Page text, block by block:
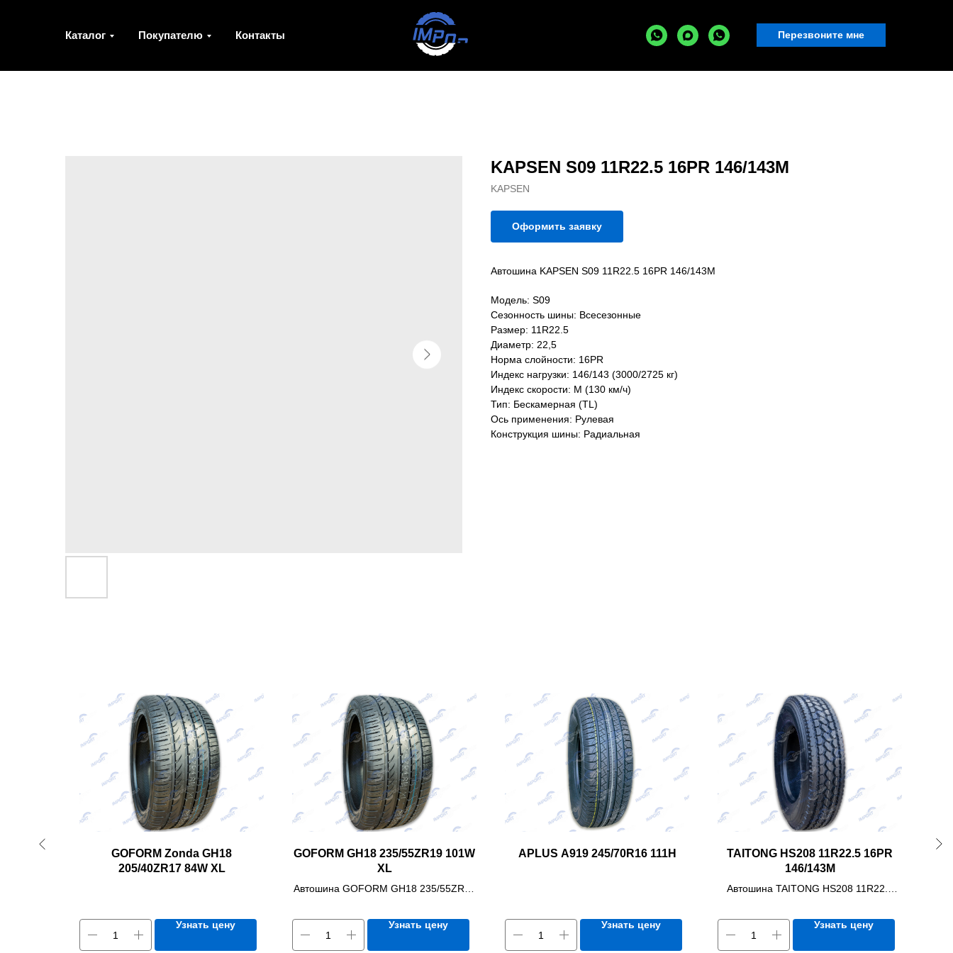
Каталог Покупателю Контакты Перезвоните мне
KAPSEN S09 11R22.5 16PR 146/143M
KAPSEN
Оформить заявку
Автошина KAPSEN S09 11R22.5 16PR 146/143M
Модель: S09
Сезонность шины: Всесезонные
Размер: 11R22.5
Диаметр: 22,5
Норма слойности: 16PR
Индекс нагрузки: 146/143 (3000/2725 кг)
Индекс скорости: M (130 км/ч)
Тип: Бескамерная (TL)
Ось применения: Рулевая
Конструкция шины: Радиальная
70R16
GOFORM Zonda GH18
205/40ZR17 84W XL
Узнать цену
GOFORM GH18 235/55ZR19 101W
XL
Автошина GOFORM GH18 235/55ZR19
Узнать цену
APLUS A919 245/70R16 111H
Узнать цену
TAITONG HS208 11R22.5 16PR
146/143M
Автошина TAITONG HS208 11R22.5
Узнать цену